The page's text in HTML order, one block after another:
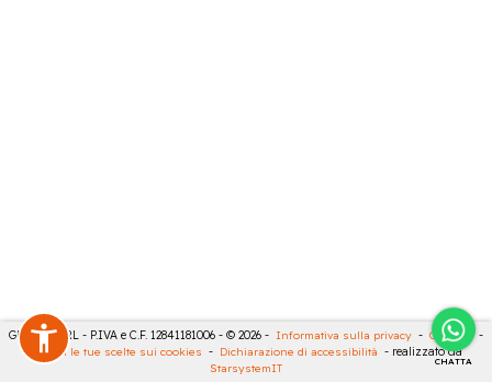
CHATTA
GECO 14 SRL - P.IVA e C.F. 12841181006 - © 2026 - Informativa sulla privacy - Cookies
-
Rivedi le tue scelte sui cookies - Dichiarazione di accessibilità - realizzato da
StarsystemIT